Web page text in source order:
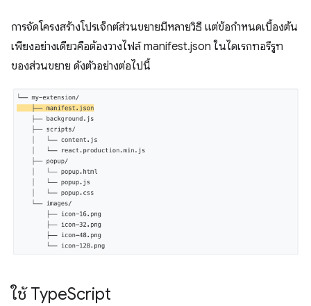
การจัดโครงสร้างโปรเจ็กต์ส่วนขยายมีหลายวิธี แต่ข้อกําหนดเบื้องต้น
เพียงอย่างเดียวคือต้องวางไฟล์ manifest.json ในไดเรกทอรีรูท
ของส่วนขยาย ดังตัวอย่างต่อไปนี้
ใช้ TypeScript